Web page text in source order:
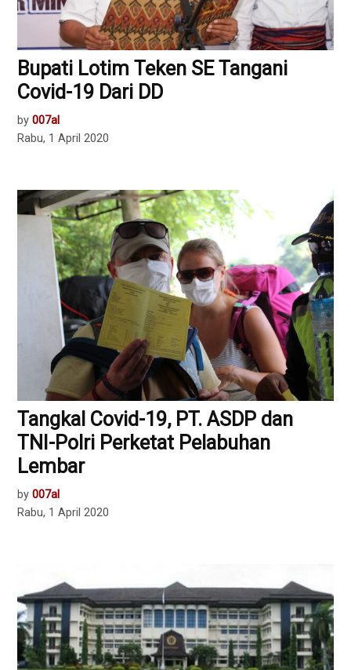
Bupati Lotim Teken SE Tangani
Covid-19 Dari DD
by 007al
Rabu, 1 April 2020
Tangkal Covid-19, PT. ASDP dan
TNI-Polri Perketat Pelabuhan
Lembar
by 007al
Rabu, 1 April 2020